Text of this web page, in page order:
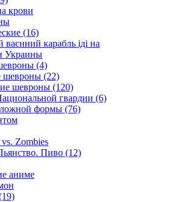
крови
(16)
ваєнний карабль іді на
Украины
(4)
(22)
шевроны (120)
гвардии (6)
формы (76)
vs. Zombies
Пиво (12)
аниме